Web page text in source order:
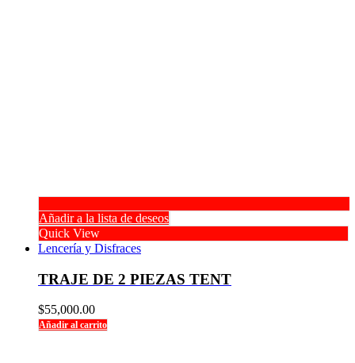
Añadir a la lista de deseos
Quick View
Lencería y Disfraces
TRAJE DE 2 PIEZAS TENT
$55,000.00
Añadir al carrito